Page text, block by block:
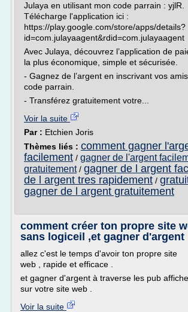
Julaya en utilisant mon code parrain : yjlR.
Télécharge l'application ici :
https://play.google.com/store/apps/details?
id=com.julayaagent&rdid=com.julayaagent
Avec Julaya, découvrez l’application de
la plus économique, simple et sécurisée.
- Gagnez de l’argent en inscrivant vos
code parrain.
- Transférez gratuitement votre...
Voir la suite
Par : Etchien Joris
Thèmes liés : comment gagner
facilement / gagner de l'argent
gratuitement/ gagner de l argent
de l argent tres rapidement /
gagner de l argent gratuitement
comment créer ton propre site
sans logiceil ,et gagner d'argent
allez c'est le temps d'avoir ton propre site
web , rapide et efficace .
et gagner d'argent à traverse les pub
sur votre site web .
Voir la suite